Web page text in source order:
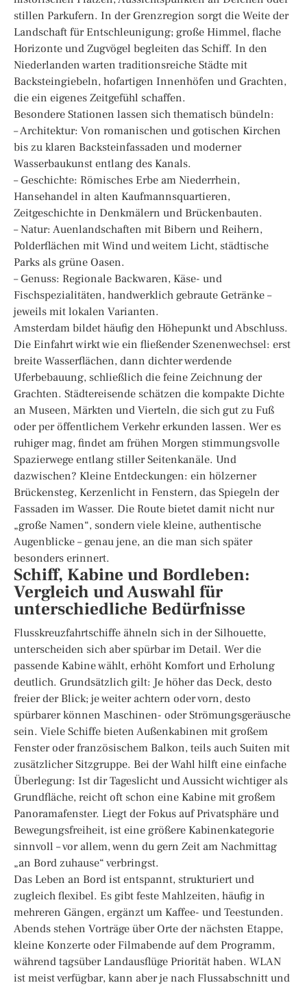
stillen Parkufern. In der Grenzregion sorgt die Weite der
Landschaft für Entschleunigung; große Himmel, flache
Horizonte und Zugvögel begleiten das Schiff. In den
Niederlanden warten traditionsreiche Städte mit
Backsteingiebeln, hofartigen Innenhöfen und Grachten,
die ein eigenes Zeitgefühl schaffen.
Besondere Stationen lassen sich thematisch bündeln:
– Architektur: Von romanischen und gotischen Kirchen
bis zu klaren Backsteinfassaden und moderner
Wasserbaukunst entlang des Kanals.
– Geschichte: Römisches Erbe am Niederrhein,
Hansehandel in alten Kaufmannsquartieren,
Zeitgeschichte in Denkmälern und Brückenbauten.
– Natur: Auenlandschaften mit Bibern und Reihern,
Polderflächen mit Wind und weitem Licht, städtische
Parks als grüne Oasen.
– Genuss: Regionale Backwaren, Käse- und
Fischspezialitäten, handwerklich gebraute Getränke –
jeweils mit lokalen Varianten.
Amsterdam bildet häufig den Höhepunkt und Abschluss.
Die Einfahrt wirkt wie ein fließender Szenenwechsel: erst
breite Wasserflächen, dann dichter werdende
Uferbebauung, schließlich die feine Zeichnung der
Grachten. Städtereisende schätzen die kompakte Dichte
an Museen, Märkten und Vierteln, die sich gut zu Fuß
oder per öffentlichem Verkehr erkunden lassen. Wer es
ruhiger mag, findet am frühen Morgen stimmungsvolle
Spazierwege entlang stiller Seitenkanäle. Und
dazwischen? Kleine Entdeckungen: ein hölzerner
Brückensteg, Kerzenlicht in Fenstern, das Spiegeln der
Fassaden im Wasser. Die Route bietet damit nicht nur
„große Namen“, sondern viele kleine, authentische
Augenblicke – genau jene, an die man sich später
besonders erinnert.
Schiff, Kabine und Bordleben:
Vergleich und Auswahl für
unterschiedliche Bedürfnisse
Flusskreuzfahrtschiffe ähneln sich in der Silhouette,
unterscheiden sich aber spürbar im Detail. Wer die
passende Kabine wählt, erhöht Komfort und Erholung
deutlich. Grundsätzlich gilt: Je höher das Deck, desto
freier der Blick; je weiter achtern oder vorn, desto
spürbarer können Maschinen- oder Strömungsgeräusche
sein. Viele Schiffe bieten Außenkabinen mit großem
Fenster oder französischem Balkon, teils auch Suiten mit
zusätzlicher Sitzgruppe. Bei der Wahl hilft eine einfache
Überlegung: Ist dir Tageslicht und Aussicht wichtiger als
Grundfläche, reicht oft schon eine Kabine mit großem
Panoramafenster. Liegt der Fokus auf Privatsphäre und
Bewegungsfreiheit, ist eine größere Kabinenkategorie
sinnvoll – vor allem, wenn du gern Zeit am Nachmittag
„an Bord zuhause“ verbringst.
Das Leben an Bord ist entspannt, strukturiert und
zugleich flexibel. Es gibt feste Mahlzeiten, häufig in
mehreren Gängen, ergänzt um Kaffee- und Teestunden.
Abends stehen Vorträge über Orte der nächsten Etappe,
kleine Konzerte oder Filmabende auf dem Programm,
während tagsüber Landausflüge Priorität haben. WLAN
ist meist verfügbar, kann aber je nach Flussabschnitt und